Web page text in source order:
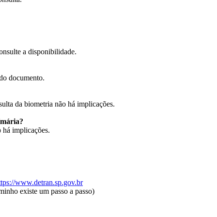
a disponibilidade.
documento.
da biometria não há implicações.
há implicações.
www.detran.sp.gov.br
existe um passo a passo)